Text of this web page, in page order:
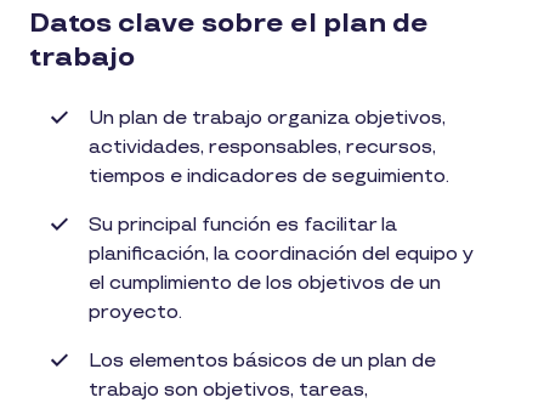
Datos clave sobre el plan de
trabajo
Un plan de trabajo organiza objetivos,
actividades, responsables, recursos,
tiempos e indicadores de seguimiento.
Su principal función es facilitar la
planificación, la coordinación del equipo y
el cumplimiento de los objetivos de un
proyecto.
Los elementos básicos de un plan de
trabajo son objetivos, tareas,